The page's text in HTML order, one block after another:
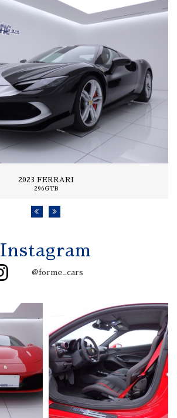
2023 FERRARI
296GTB
Instagram
@forme_cars